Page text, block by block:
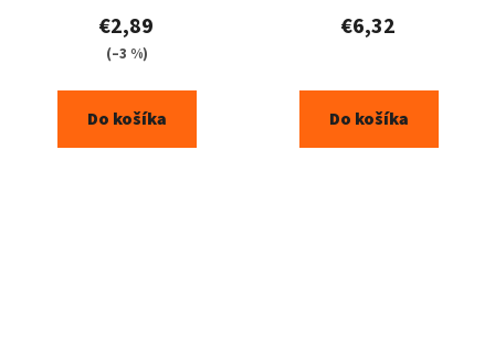
produktu
je
€2,89
(–3 %)
Do košíka
€6,32
Do košíka